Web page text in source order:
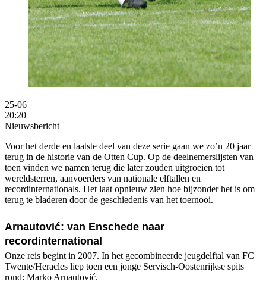
25-06
20:20
Nieuwsbericht
Voor het derde en laatste deel van deze serie gaan we zo’n 20 jaar
terug in de historie van de Otten Cup. Op de deelnemerslijsten van
toen vinden we namen terug die later zouden uitgroeien tot
wereldsterren, aanvoerders van nationale elftallen en
recordinternationals. Het laat opnieuw zien hoe bijzonder het is om
terug te bladeren door de geschiedenis van het toernooi.
Arnautović: van Enschede naar
recordinternational
Onze reis begint in 2007. In het gecombineerde jeugdelftal van FC
Twente/Heracles liep toen een jonge Servisch-Oostenrijkse spits
rond: Marko Arnautović.